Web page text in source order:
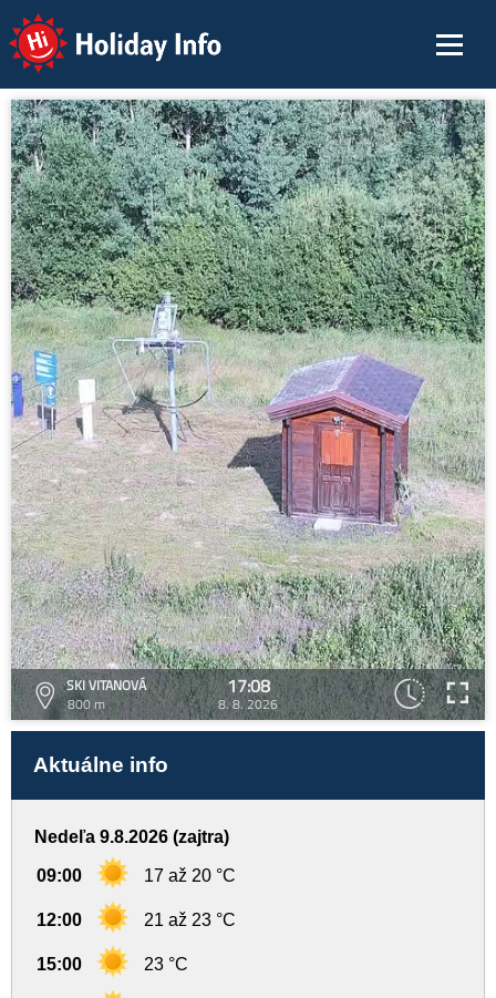
Holiday Info
SKI VITANOVÁ
800 m
17:08
8. 8. 2026
Aktuálne info
Nedeľa 9.8.2026 (zajtra)
09:00 17 až 20 °C
12:00 21 až 23 °C
15:00 23 °C